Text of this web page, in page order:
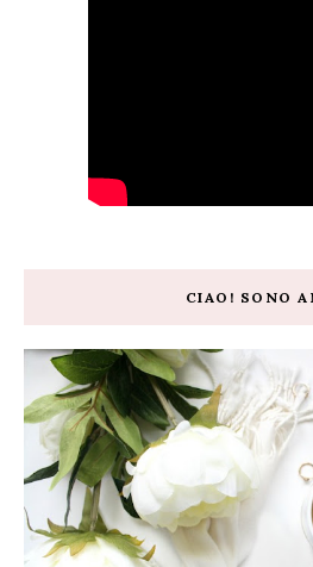
CIAO! SONO